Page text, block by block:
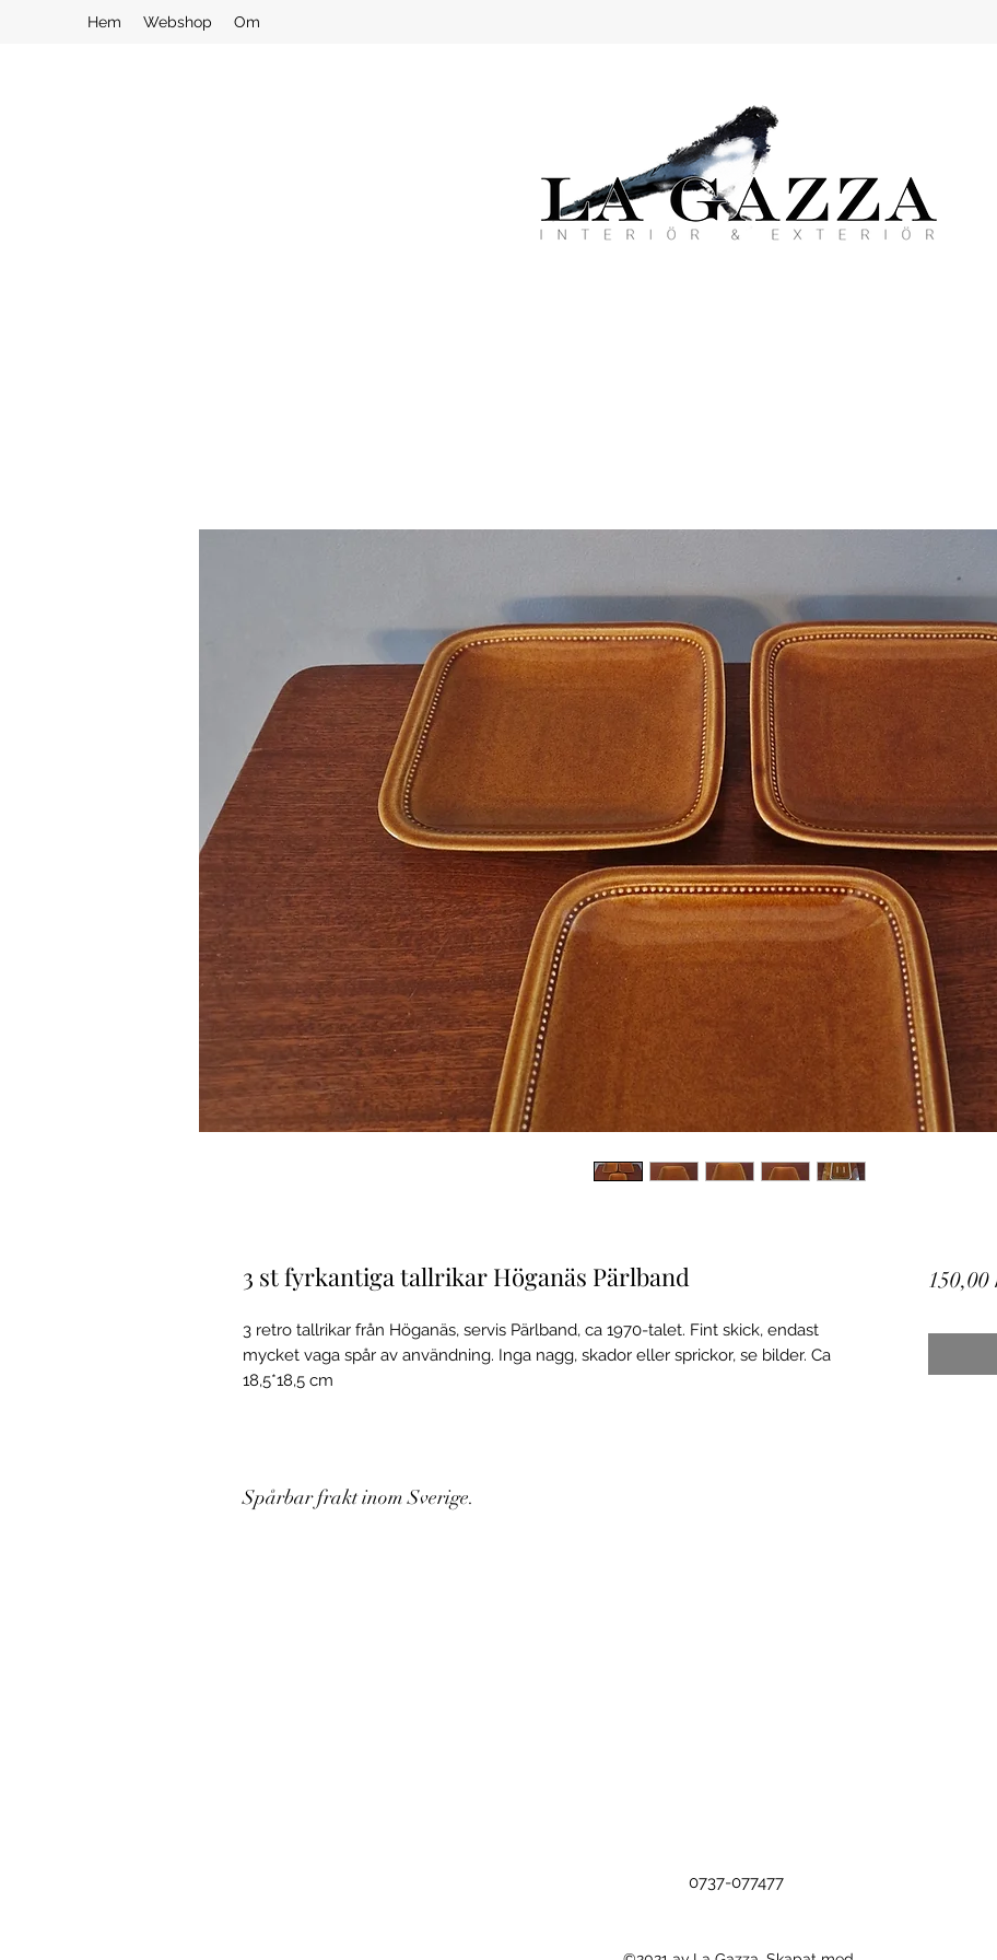
Hem Webshop Om
3 st fyrkantiga tallrikar Höganäs Pärlband
3 retro tallrikar från Höganäs, servis Pärlband, ca 1970-talet. Fint skick, endast
mycket vaga spår av användning. Inga nagg, skador eller sprickor, se bilder. Ca
18,5*18,5 cm
Spårbar frakt inom Sverige.
150,00
0737-077477